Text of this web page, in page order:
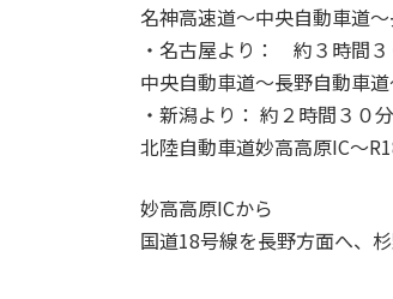
名神高速道～中央自動車道
・名古屋より： 約３時間
中央自動車道～長野自動車
・新潟より： 約２時間３０分
北陸自動車道妙高高原IC～
妙高高原ICから
国道18号線を長野方面へ、